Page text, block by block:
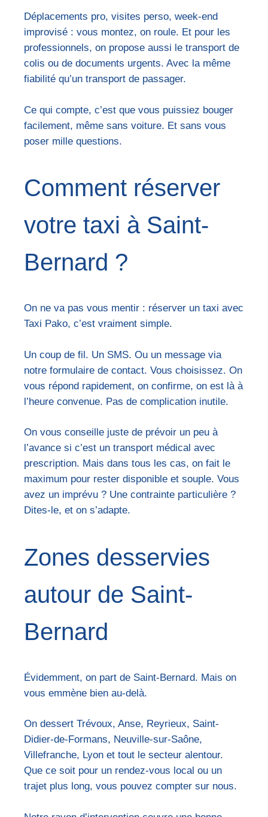
Déplacements pro, visites perso, week-end
improvisé : vous montez, on roule. Et pour les
professionnels, on propose aussi le transport de
colis ou de documents urgents. Avec la même
fiabilité qu’un transport de passager.
Ce qui compte, c’est que vous puissiez bouger
facilement, même sans voiture. Et sans vous
poser mille questions.
Comment réserver
votre taxi à Saint-
Bernard ?
On ne va pas vous mentir : réserver un taxi avec
Taxi Pako, c’est vraiment simple.
Un coup de fil. Un SMS. Ou un message via
notre formulaire de contact. Vous choisissez. On
vous répond rapidement, on confirme, on est là à
l’heure convenue. Pas de complication inutile.
On vous conseille juste de prévoir un peu à
l’avance si c’est un transport médical avec
prescription. Mais dans tous les cas, on fait le
maximum pour rester disponible et souple. Vous
avez un imprévu ? Une contrainte particulière ?
Dites-le, et on s’adapte.
Zones desservies
autour de Saint-
Bernard
Évidemment, on part de Saint-Bernard. Mais on
vous emmène bien au-delà.
On dessert Trévoux, Anse, Reyrieux, Saint-
Didier-de-Formans, Neuville-sur-Saône,
Villefranche, Lyon et tout le secteur alentour.
Que ce soit pour un rendez-vous local ou un
trajet plus long, vous pouvez compter sur nous.